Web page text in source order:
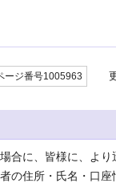
ージ番号1005963 更
に、皆様に、より
の住所・氏名・口